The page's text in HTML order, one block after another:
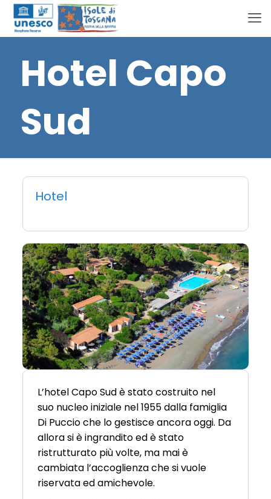
Hotel Capo
Sud
Hotel
L’hotel Capo Sud è stato costruito nel
suo nucleo iniziale nel 1955 dalla famiglia
Di Puccio che lo gestisce ancora oggi. Da
allora si è ingrandito ed è stato
ristrutturato più volte, ma mai è
cambiata l’accoglienza che si vuole
riservata ed amichevole.